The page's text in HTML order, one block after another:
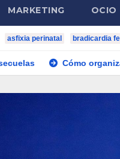
MARKETING OCIO
asfixia perinatal bradicardia
organizar un evento